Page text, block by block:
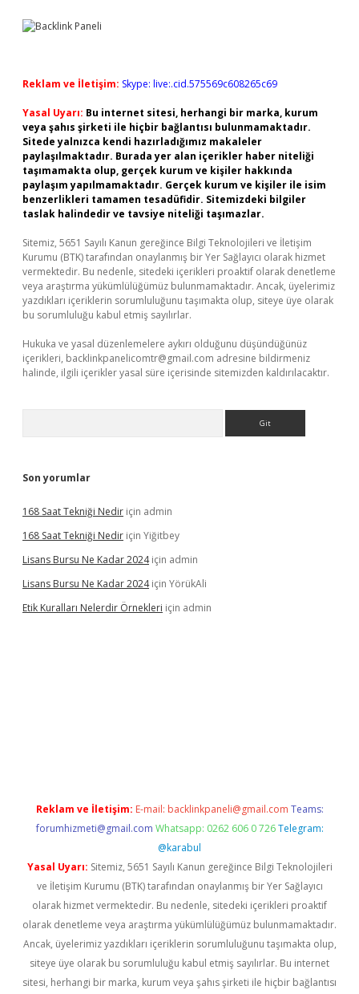
Reklam ve İletişim: Skype: live:.cid.575569c608265c69
Yasal Uyarı: Bu internet sitesi, herhangi bir marka, kurum
veya şahıs şirketi ile hiçbir bağlantısı bulunmamaktadır.
Sitede yalnızca kendi hazırladığımız makaleler
paylaşılmaktadır. Burada yer alan içerikler haber niteliği
taşımamakta olup, gerçek kurum ve kişiler hakkında
paylaşım yapılmamaktadır. Gerçek kurum ve kişiler ile isim
benzerlikleri tamamen tesadüfidir. Sitemizdeki bilgiler
taslak halindedir ve tavsiye niteliği taşımazlar.
Sitemiz, 5651 Sayılı Kanun gereğince Bilgi Teknolojileri ve İletişim
Kurumu (BTK) tarafından onaylanmış bir Yer Sağlayıcı olarak hizmet
vermektedir. Bu nedenle, sitedeki içerikleri proaktif olarak denetleme
veya araştırma yükümlülüğümüz bulunmamaktadır. Ancak, üyelerimiz
yazdıkları içeriklerin sorumluluğunu taşımakta olup, siteye üye olarak
bu sorumluluğu kabul etmiş sayılırlar.
Hukuka ve yasal düzenlemelere aykırı olduğunu düşündüğünüz
içerikleri, backlinkpanelicomtr@gmail.com adresine bildirmeniz
halinde, ilgili içerikler yasal süre içerisinde sitemizden kaldırılacaktır.
Son yorumlar
168 Saat Tekniği Nedir için admin
168 Saat Tekniği Nedir için Yiğitbey
Lisans Bursu Ne Kadar 2024için admin
Lisans Bursu Ne Kadar 2024için YörükAli
Etik Kuralları Nelerdir Örnekleri için admin
Reklam ve İletişim: E-mail: backlinkpaneli@gmail.com Teams:
forumhizmeti@gmail.com Whatsapp: 0262 606 0 726 Telegram:
@karabul
Yasal Uyarı: Sitemiz, 5651 Sayılı Kanun gereğince Bilgi Teknolojileri
ve İletişim Kurumu (BTK) tarafından onaylanmış bir Yer Sağlayıcı
olarak hizmet vermektedir. Bu nedenle, sitedeki içerikleri proaktif
olarak denetleme veya araştırma yükümlülüğümüz bulunmamaktadır.
Ancak, üyelerimiz yazdıkları içeriklerin sorumluluğunu taşımakta olup,
siteye üye olarak bu sorumluluğu kabul etmiş sayılırlar. Bu internet
sitesi, herhangi bir marka, kurum veya şahıs şirketi ile hiçbir bağlantısı